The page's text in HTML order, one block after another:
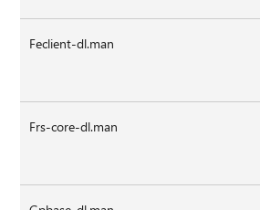
Feclient-dl.man
Frs-core-dl.man